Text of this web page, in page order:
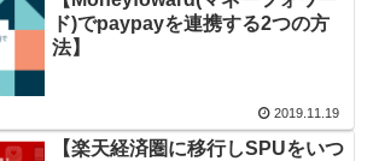
ド)でpaypayを連携する2つの方
法】
2019.11.19
【楽天経済圏に移行しSPUをいつ